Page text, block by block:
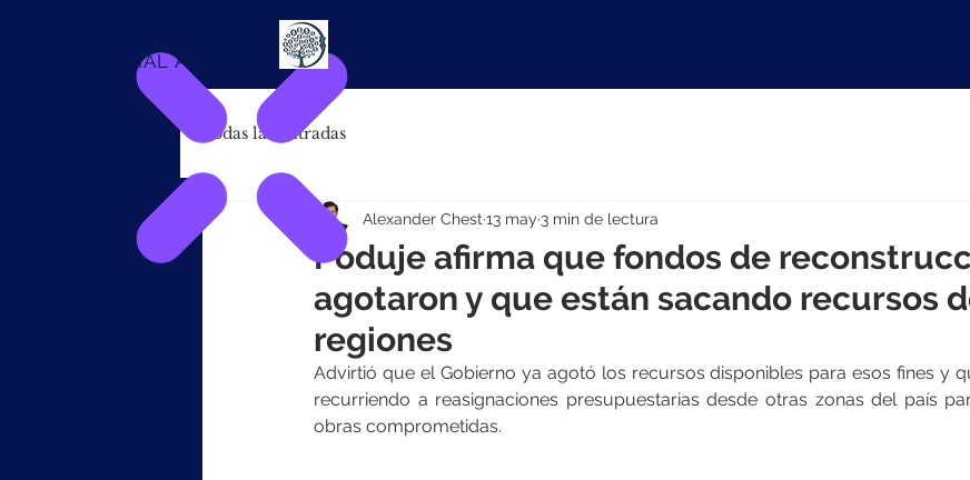
FINANCIAL ADVISOR
Todas las entradas
Poduje afirma que fondos de
agotaron y que están sacando recursos
regiones
Alexander Chest 13 may 3 min de lectura
Advirtió que el Gobierno ya agotó los recursos disponibles para esos fines y
recurriendo a reasignaciones presupuestarias desde otras zonas del país
obras comprometidas.